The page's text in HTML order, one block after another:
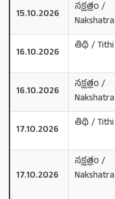
15.10.2026
నక్షత్రం /
Nakshatra
16.10.2026
తిథి / Tithi
16.10.2026
నక్షత్రం /
Nakshatra
17.10.2026
తిథి / Tithi
17.10.2026
నక్షత్రం /
Nakshatra